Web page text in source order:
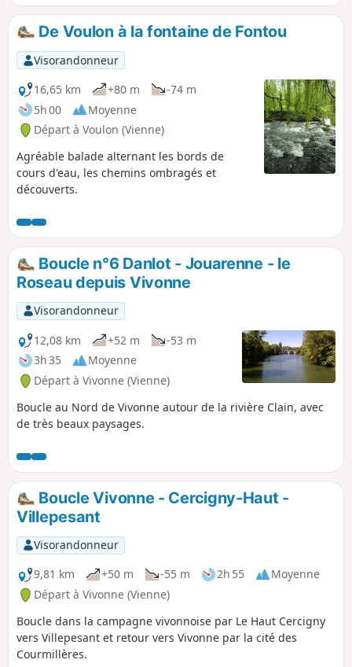
De Voulon à la fontaine de Fontou
Visorandonneur
16,65 km
+80 m
-74 m
5h 00
Moyenne
Départ à Voulon (Vienne)
Agréable balade alternant les bords de
cours d'eau, les chemins ombragés et
découverts.
Boucle n°6 Danlot - Jouarenne - le
Roseau depuis Vivonne
Visorandonneur
12,08 km
+52 m
-53 m
3h 35
Moyenne
Départ à Vivonne (Vienne)
Boucle au Nord de Vivonne autour de la rivière Clain, avec
de très beaux paysages.
Boucle Vivonne - Cercigny-Haut -
Villepesant
Visorandonneur
9,81 km
+50 m -55 m 2h 55
Moyenne
Départ à Vivonne (Vienne)
Boucle dans la campagne vivonnoise par Le Haut Cercigny
vers Villepesant et retour vers Vivonne par la cité des
Courmillères.